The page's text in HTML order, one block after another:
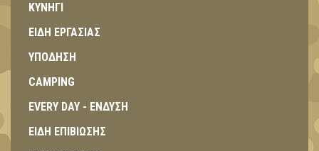
ΚΥΝΗΓΙ
ΕΙΔΗ ΕΡΓΑΣΙΑΣ
ΥΠΟΔΗΣΗ
CAMPING
EVERY DAY - ΕΝΔΥΣΗ
ΕΙΔΗ ΕΠΙΒΙΩΣΗΣ